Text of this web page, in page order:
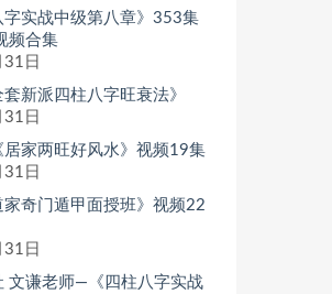
字实战中级第八章》353集
频合集
日
新派四柱八字旺衰法》
日
居家两旺好风水》视频19集
日
家奇门遁甲面授班》视频22
日
文谦老师—《四柱八字实战